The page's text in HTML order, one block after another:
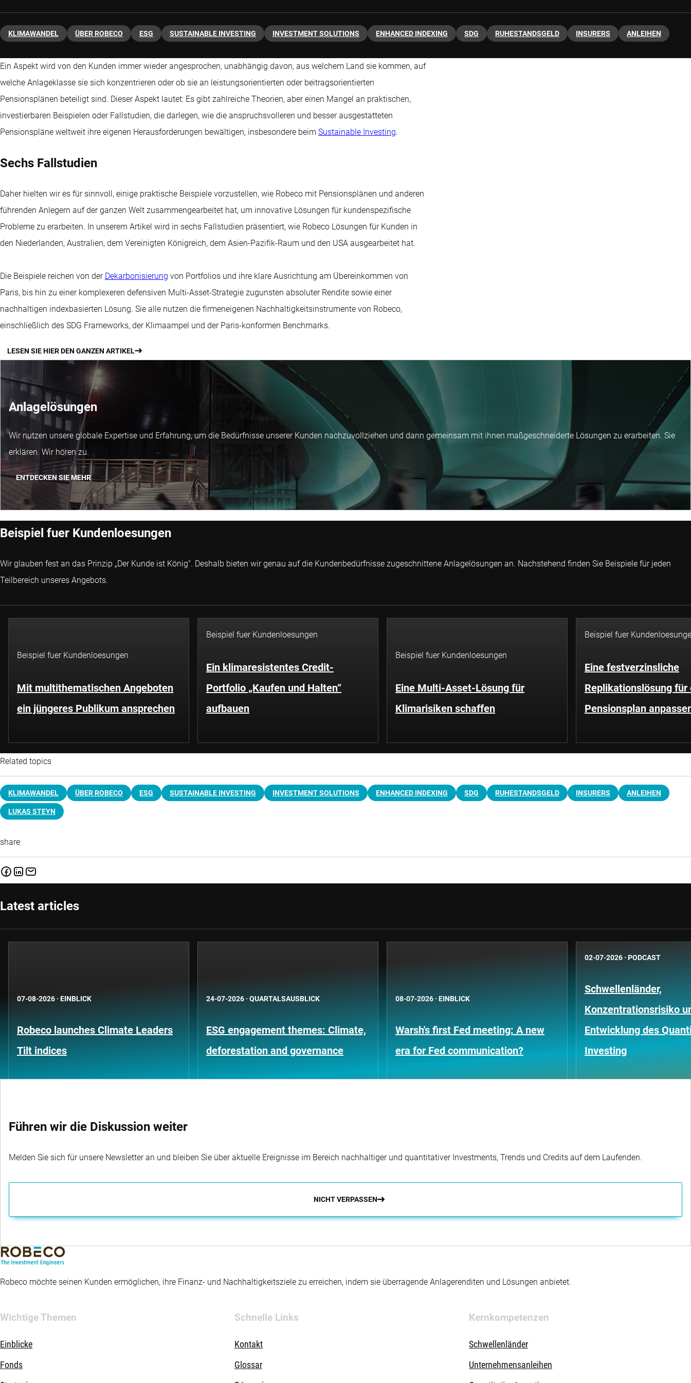
KLIMAWANDEL ÜBER ROBECO ESG SUSTAINABLE INVESTING INVESTMENT SOLUTIONS ENHANCED INDEXING SDG RUHESTANDSGELD INSURERS ANLEIHEN
Ein Aspekt wird von den Kunden immer wieder angesprochen, unabhängig davon, aus welchem Land sie kommen, auf
welche Anlageklasse sie sich konzentrieren oder ob sie an leistungsorientierten oder beitragsorientierten
Pensionsplänen beteiligt sind. Dieser Aspekt lautet: Es gibt zahlreiche Theorien, aber einen Mangel an praktischen,
investierbaren Beispielen oder Fallstudien, die darlegen, wie die anspruchsvolleren und besser ausgestatteten
Pensionspläne weltweit ihre eigenen Herausforderungen bewältigen, insbesondere beim Sustainable Investing.
Sechs Fallstudien
Daher hielten wir es für sinnvoll, einige praktische Beispiele vorzustellen, wie Robeco mit Pensionsplänen und anderen
führenden Anlegern auf der ganzen Welt zusammengearbeitet hat, um innovative Lösungen für kundenspezifische
Probleme zu erarbeiten. In unserem Artikel wird in sechs Fallstudien präsentiert, wie Robeco Lösungen für Kunden in
den Niederlanden, Australien, dem Vereinigten Königreich, dem Asien-Pazifik-Raum und den USA ausgearbeitet hat.
Die Beispiele reichen von der Dekarbonisierung von Portfolios und ihre klare Ausrichtung am Übereinkommen von
Paris, bis hin zu einer komplexeren defensiven Multi-Asset-Strategie zugunsten absoluter Rendite sowie einer
nachhaltigen indexbasierten Lösung. Sie alle nutzen die firmeneigenen Nachhaltigkeitsinstrumente von Robeco,
einschließlich des SDG Frameworks, der Klimaampel und der Paris-konformen Benchmarks.
LESEN SIE HIER DEN GANZEN ARTIKEL
Anlagelösungen
Wir nutzen unsere globale Expertise und Erfahrung, um die Bedürfnisse unserer Kunden nachzuvollziehen und dann gemeinsam mit ihnen maßgeschneiderte Lösungen zu erarbeiten. Sie
erklären. Wir hören zu.
ENTDECKEN SIE MEHR
Beispiel fuer Kundenloesungen
Wir glauben fest an das Prinzip „Der Kunde ist König“. Deshalb bieten wir genau auf die Kundenbedürfnisse zugeschnittene Anlagelösungen an. Nachstehend finden Sie Beispiele für jeden
Teilbereich unseres Angebots.
Beispiel fuer Kundenloesungen
Mit multithematischen Angeboten
ein jüngeres Publikum ansprechen
Beispiel fuer Kundenloesungen
Ein klimaresistentes Credit-
Portfolio „Kaufen und Halten“
aufbauen
Beispiel fuer Kundenloesungen
Eine Multi-Asset-Lösung für
Klimarisiken schaffen
Beispiel fuer
Eine festverzinsliche
Replikationslösung für
Pensionsplan
Related topics
KLIMAWANDEL ÜBER ROBECO ESG SUSTAINABLE INVESTING INVESTMENT SOLUTIONS ENHANCED INDEXING SDG RUHESTANDSGELD INSURERS ANLEIHEN
LUKAS STEYN
share
Latest articles
07-08-2026 · EINBLICK
Robeco launches Climate Leaders
Tilt indices
24-07-2026 · QUARTALSAUSBLICK
ESG engagement themes: Climate,
deforestation and governance
08-07-2026 · EINBLICK
Warsh's first Fed meeting: A new
era for Fed communication?
02-07-2026 · PODCAST
Schwellenländer,
Konzentrationsrisiko
Entwicklung des
Investing
Führen wir die Diskussion weiter
Melden Sie sich für unsere Newsletter an und bleiben Sie über aktuelle Ereignisse im Bereich nachhaltiger und quantitativer Investments, Trends und Credits auf dem Laufenden.
NICHT VERPASSEN
Robeco möchte seinen Kunden ermöglichen, ihre Finanz- und Nachhaltigkeitsziele zu erreichen, indem sie überragende Anlagerenditen und Lösungen anbietet.
Wichtige Themen
Einblicke
Fonds
Schnelle Links
Kontakt
Glossar
Kernkompetenzen
Schwellenländer
Unternehmensanleihen